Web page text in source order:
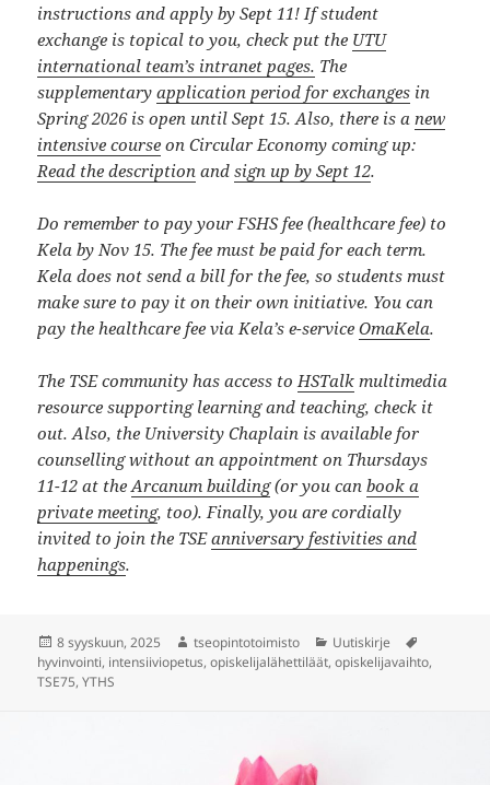
instructions and apply by Sept 11! If student
exchange is topical to you, check put the UTU
international team’s intranet pages. The
supplementaryapplication period for exchanges in
Spring 2026 is open until Sept 15. Also, there is a new
intensive course on Circular Economy coming up:
Read the description andsign up by Sept 12.
Do remember to pay your FSHS fee (healthcare fee) to
Kela by Nov 15. The fee must be paid for each term.
Kela does not send a bill for the fee, so students must
make sure to pay it on their own initiative. You can
pay the healthcare fee via Kela’s e-serviceOmaKela.
The TSE community has access to HSTalk multimedia
resource supporting learning and teaching, check it
out. Also, the University Chaplain is available for
counselling without an appointment on Thursdays
11-12 at theArcanum building(or you canbook a
private meeting, too). Finally, you are cordially
invited to join the TSEanniversary festivities and
happenings.
Julkaistu
8 syyskuun, 2025 Kirjoittaja
tseopintotoimisto Kategoriat
Uutiskirje
hyvinvointi, intensiiviopetus,opiskelijalähettiläät,opiskelijavaihto,
TSE75,YTHS